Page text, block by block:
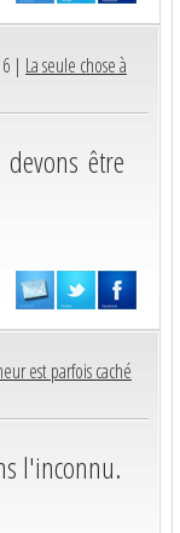
| La seule chose à
être
est parfois caché
l'inconnu.